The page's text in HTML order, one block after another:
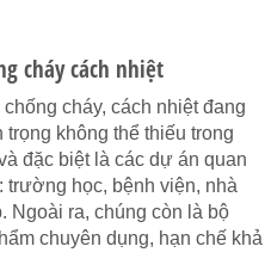
cháycách nhiệt
cháy, cách nhiệt đang
không thể thiếu trong
đặc biệt là các dự án quan
trường học, bệnh viện, nhà
Ngoài ra, chúng còn là bộ
chuyên dụng, hạn chế khả